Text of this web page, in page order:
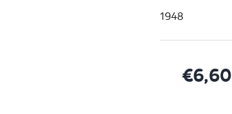
1948
€6,60